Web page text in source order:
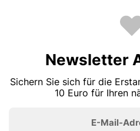
Newsletter
Sichern Sie sich für die
10 Euro für Ihren
E-Mail-